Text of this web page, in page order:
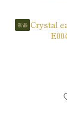
新品